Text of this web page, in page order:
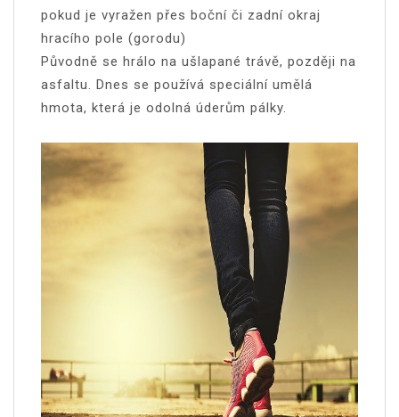
pokud je vyražen přes boční či zadní okraj
hracího pole (gorodu)
Původně se hrálo na ušlapané trávě, později na
asfaltu. Dnes se používá speciální umělá
hmota, která je odolná úderům pálky.